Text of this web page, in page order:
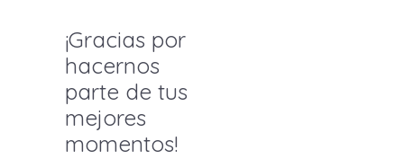
¡Gracias por
hacernos
parte de tus
mejores
momentos!